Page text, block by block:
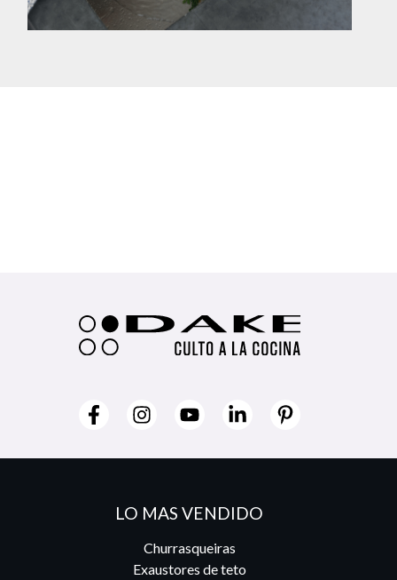
LO MAS VENDIDO
Churrasqueiras
Exaustores de teto